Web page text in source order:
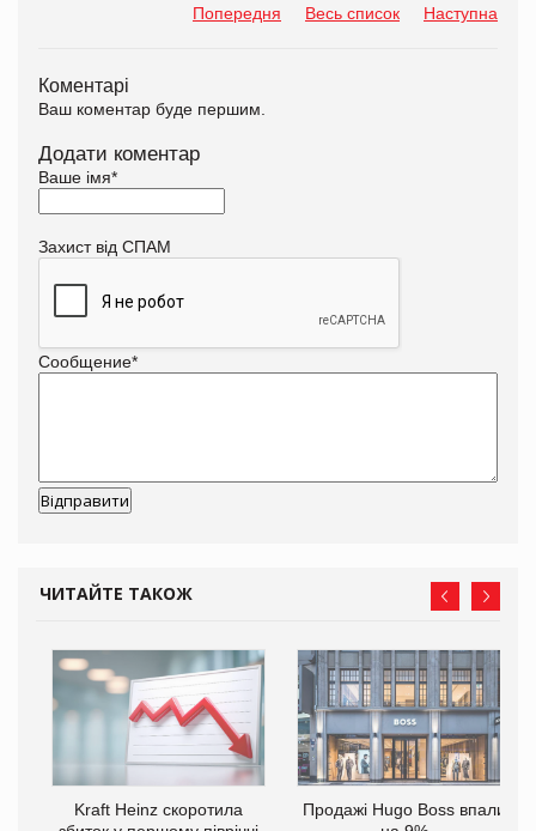
Попередня Весь список Наступна
Коментарі
Ваш коментар буде першим.
Додати коментар
Ваше імя*
Захист від СПАМ
Сообщение*
ЧИТАЙТЕ ТАКОЖ
Kraft Heinz скоротила
Продажі Hugo Boss впали